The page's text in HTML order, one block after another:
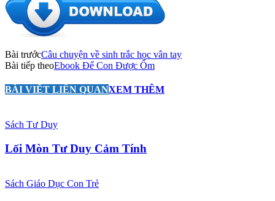
Bài trướcCâu chuyện về sinh trắc học vân tay
Bài tiếp theoEbook Để Con Được Ốm
BÀI VIẾT LIÊN QUANXEM THÊM
Sách Tư Duy
Lối Mòn Tư Duy Cảm Tính
Sách Giáo Dục Con Trẻ